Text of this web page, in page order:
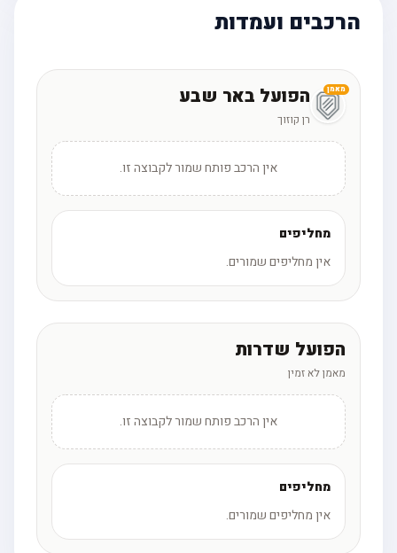
הרכבים ועמדות
מאמן הפועל באר שבע
רן קוזוך
אין הרכב פותח שמור לקבוצה זו.
מחליפים
אין מחליפים שמורים.
הפועל שדרות
מאמן לא זמין
אין הרכב פותח שמור לקבוצה זו.
מחליפים
אין מחליפים שמורים.